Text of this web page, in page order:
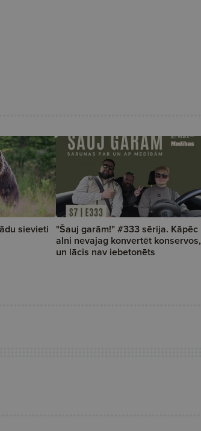
sievieti
"Šauj garām!" #333 sērija. Kāpēc
alni nevajag konvertēt konservos,
un lācis nav iebetonēts